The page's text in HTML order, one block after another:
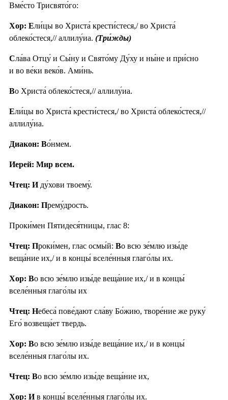
Вме́сто Трисвято́го:
Хор: Ели́цы во Христа́ крести́стеся,/ во Христа́
облеко́стеся,// аллилу́иа. (Три́жды)
Сла́ва Отцу́ и Сы́ну и Свято́му Ду́ху и ны́не и при́сно
и во ве́ки веко́в. Ами́нь.
Во Христа́ облеко́стеся,// аллилу́иа.
Ели́цы во Христа́ крести́стеся,/ во Христа́ облеко́стеся,//
аллилу́иа.
Диакон: Во́нмем.
Иерей: Мир всем.
Чтец: Иду́хови твоему́.
Диакон: Прему́дрость.
Проки́мен Пятидеся́тницы, глас 8:
Чтец: Проки́мен, глас осмы́й: Во всю зе́млю изы́де
веща́ние их,/ и в концы́ вселе́нныя глаго́лы их.
Хор: Во всю зе́млю изы́де веща́ние их,/ и в концы́
вселе́нныя глаго́лы их
Чтец: Небеса́ пове́дают сла́ву Бо́жию, творе́ние же руку́
Его́ возвеща́ет твердь.
Хор: Во всю зе́млю изы́де веща́ние их,/ и в концы́
вселе́нныя глаго́лы их.
Чтец: Во всю зе́млю изы́де веща́ние их,
Хор: Ив концы́ вселе́нныя глаго́лы их.